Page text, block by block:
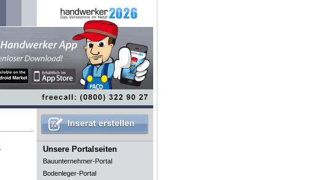
Unsere Portalseiten
Bauunternehmer-Portal
Bodenleger-Portal